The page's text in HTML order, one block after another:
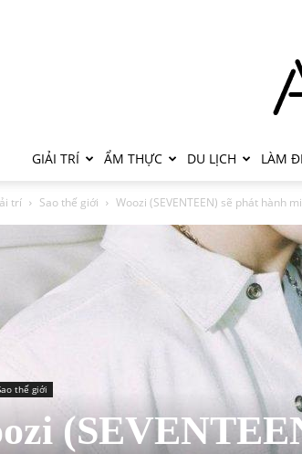
GIẢI TRÍ ẨM THỰC DU LỊCH LÀM
trí Sao thế giới Woozi (SEVENTEEN) sẽ phát hành
thế giới